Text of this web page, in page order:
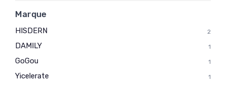
Marque
HISDERN 2
DAMILY 1
GoGou 1
Yicelerate 1